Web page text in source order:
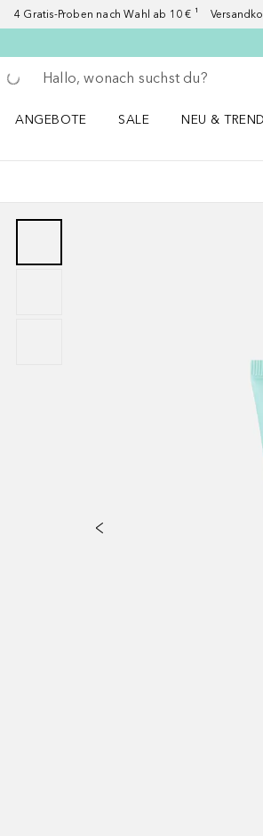
4 Gratis-Proben nach Wahl ab 10 € ¹
Gehe zurück
Suche ausführen
ANGEBOTE
SALE
NEU &